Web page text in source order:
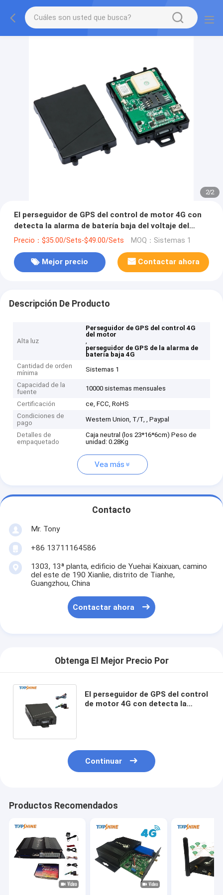
2/2
El perseguidor de GPS del control de motor 4G con
detecta la alarma de batería baja del voltaje del
vehículo
Precio：$35.00/Sets-$49.00/Sets MOQ：Sistemas 1
Mejor precio Contactar ahora
Descripción De Producto
Alta luz
Perseguidor de GPS del control 4G
del motor
,
perseguidor de GPS de la alarma de
batería baja 4G
Cantidad de orden
mínima
Sistemas 1
Capacidad de la
fuente
10000 sistemas mensuales
Certificación
ce, FCC, RoHS
Condiciones de
pago
Western Union, T/T, , Paypal
Detalles de
empaquetado
Caja neutral (los 23*16*6cm) Peso de
unidad: 0.28Kg
Vea más
Contacto
Mr. Tony
+86 13711164586
1303, 13ª planta, edificio de Yuehai Kaixuan, camino
del este de 190 Xianlie, distrito de Tianhe,
Guangzhou, China
Contactar ahora
Obtenga El Mejor Precio Por
El perseguidor de GPS del control
de motor 4G con detecta la
Continuar
Productos Recomendados